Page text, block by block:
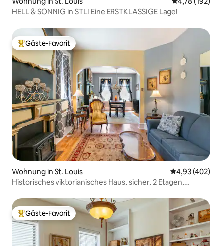
HELL & SONNIG in STL! Eine ERSTKLASSIGE Lage!
Beliebter Gäste-Favorit.
Gäste-Favorit
Wohnung in St. Louis
4,93 (402)
Historisches viktorianisches Haus, sicher, 2 Etagen,
Beliebter Gäste-Favorit.
Gäste-Favorit